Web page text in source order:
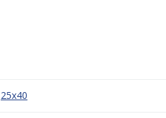
25x40